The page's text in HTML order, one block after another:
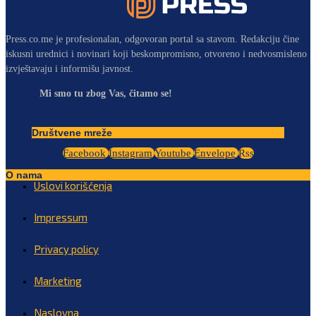
Press.co.me je profesionalan, odgovoran portal sa stavom. Redakciju čine
iskusni urednici i novinari koji beskompromisno, otvoreno i nedvosmisleno
izvještavaju i informišu javnost.
Mi smo tu zbog Vas, čitamo se!
Društvene mreže
Facebook Instagram Youtube Envelope Rss
O nama
Uslovi korišćenja
Impressum
Privacy policy
Marketing
Naslovna